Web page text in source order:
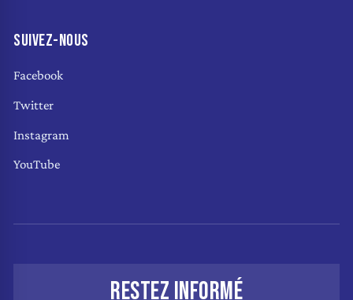
SUIVEZ-NOUS
Facebook
Twitter
Instagram
YouTube
RESTEZ INFORMÉ